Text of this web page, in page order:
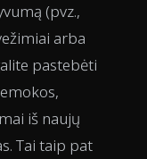
(pvz.,
arba
pastebėti
iš naujų
Tai taip pat